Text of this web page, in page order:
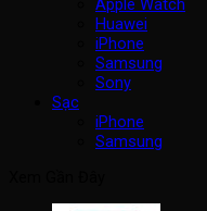
Apple Watch
Huawei
iPhone
Samsung
Sony
Sạc
iPhone
Samsung